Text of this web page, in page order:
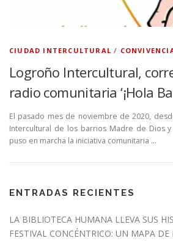
CIUDAD INTERCULTURAL /
Logroño Intercultural,
radio comunitaria ‘¡Hola
El pasado mes de noviembre de 2020,
Intercultural de los barrios Madre de Dios y
puso en marcha la iniciativa comunitaria …
ENTRADAS RECIENTES
LA BIBLIOTECA HUMANA LLEVA SUS
FESTIVAL CONCÉNTRICO: UN MAPA DE